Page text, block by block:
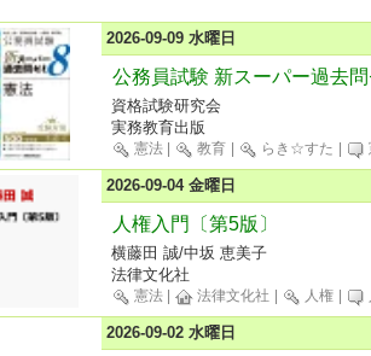
2026-09-09 水曜日
公務員試験 新スーパー過去
資格試験研究会
実務教育出版
憲法 教育 らき☆すた
2026-09-04 金曜日
人権入門〔第5版〕
横藤田 誠/中坂 恵美子
法律文化社
憲法 法律文化社 人権
2026-09-02 水曜日